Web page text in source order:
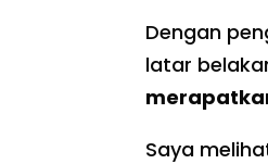
Dengan
latar
Saya